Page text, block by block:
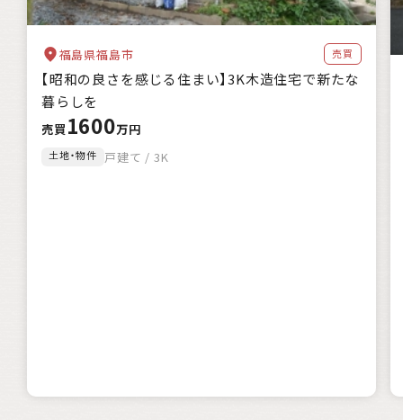
福島県福島市 売買
【昭和の良さを感じる住まい】3K木造住宅で新たな
暮らしを
売買 1600万円
土地・物件 戸建て / 3K